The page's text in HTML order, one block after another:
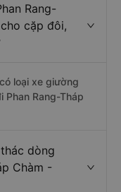
Rang-
cặp đôi,
loại xe giường
Phan Rang-Tháp
dòng
Chàm -